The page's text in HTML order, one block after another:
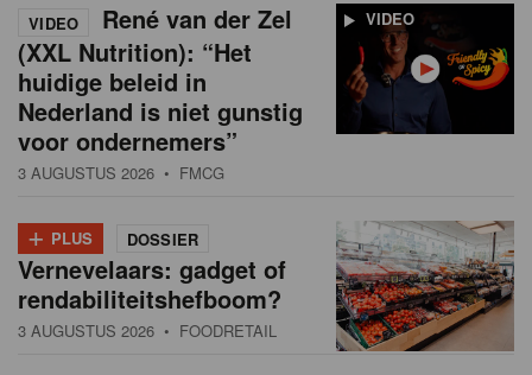
VIDEO
VIDEO
René van der Zel
(XXL Nutrition): “Het
huidige beleid in
Nederland is niet gunstig
voor ondernemers”
3 AUGUSTUS 2026 • FMCG
+ PLUS DOSSIER
Vernevelaars: gadget of
rendabiliteitshefboom?
3 AUGUSTUS 2026 • FOODRETAIL